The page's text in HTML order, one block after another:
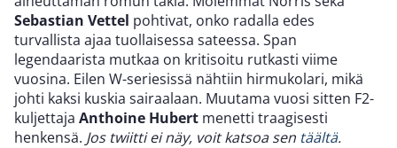
Sebastian Vettel pohtivat, onko radalla edes
turvallista ajaa tuollaisessa sateessa. Span
legendaarista mutkaa on kritisoitu rutkasti viime
vuosina. Eilen W-seriesissä nähtiin hirmukolari, mikä
johti kaksi kuskia sairaalaan. Muutama vuosi sitten F2-
kuljettaja Anthoine Hubert menetti traagisesti
henkensä. Jos twiitti ei näy, voit katsoa sen täältä.